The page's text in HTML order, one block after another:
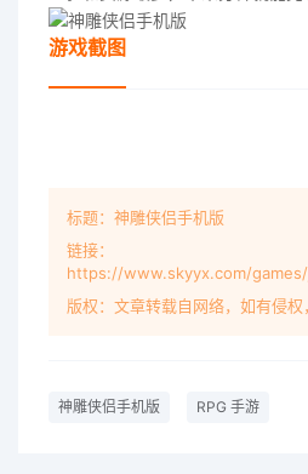
游戏截图
标题：神雕侠侣手机版
链接：
https://www.skyyx.com/games/
版权：文章转载自网络，如有侵权
神雕侠侣手机版 RPG 手游